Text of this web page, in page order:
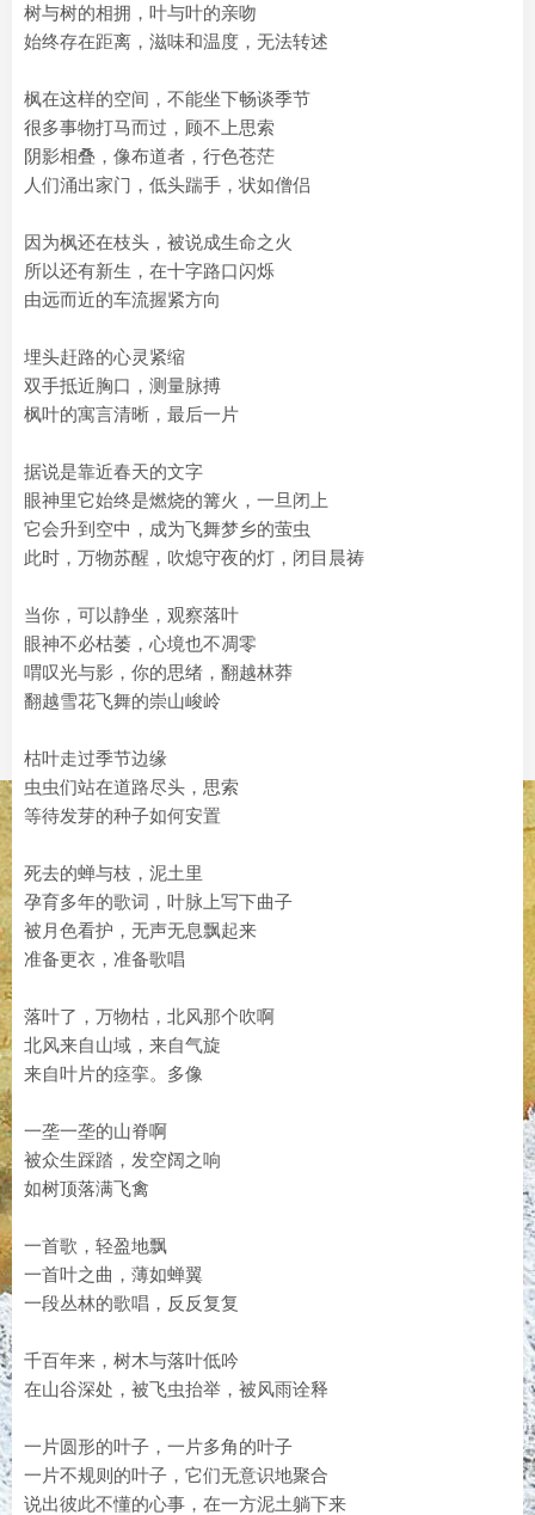
树与树的相拥，叶与叶的亲吻
始终存在距离，滋味和温度，无法转述
枫在这样的空间，不能坐下畅谈季节
很多事物打马而过，顾不上思索
阴影相叠，像布道者，行色苍茫
人们涌出家门，低头踹手，状如僧侣
因为枫还在枝头，被说成生命之火
所以还有新生，在十字路口闪烁
由远而近的车流握紧方向
埋头赶路的心灵紧缩
双手抵近胸口，测量脉搏
枫叶的寓言清晰，最后一片
据说是靠近春天的文字
眼神里它始终是燃烧的篝火，一旦闭上
它会升到空中，成为飞舞梦乡的萤虫
此时，万物苏醒，吹熄守夜的灯，闭目晨祷
当你，可以静坐，观察落叶
眼神不必枯萎，心境也不凋零
喟叹光与影，你的思绪，翻越林莽
翻越雪花飞舞的崇山峻岭
枯叶走过季节边缘
虫虫们站在道路尽头，思索
等待发芽的种子如何安置
死去的蝉与枝，泥土里
孕育多年的歌词，叶脉上写下曲子
被月色看护，无声无息飘起来
准备更衣，准备歌唱
落叶了，万物枯，北风那个吹啊
北风来自山域，来自气旋
来自叶片的痉挛。多像
一垄一垄的山脊啊
被众生踩踏，发空阔之响
如树顶落满飞禽
一首歌，轻盈地飘
一首叶之曲，薄如蝉翼
一段丛林的歌唱，反反复复
千百年来，树木与落叶低吟
在山谷深处，被飞虫抬举，被风雨诠释
一片圆形的叶子，一片多角的叶子
一片不规则的叶子，它们无意识地聚合
说出彼此不懂的心事，在一方泥土躺下来